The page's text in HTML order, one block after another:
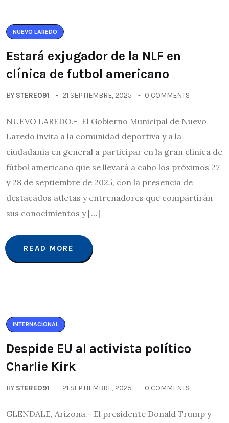
NUEVO LAREDO
Estará exjugador de la NLF en
clínica de futbol americano
BY STEREO91 21 SEPTIEMBRE, 2025 0 COMMENTS
NUEVO LAREDO.- El Gobierno Municipal de Nuevo
Laredo invita a la comunidad deportiva y a la
ciudadanía en general a participar en la gran clínica de
fútbol americano que se llevará a cabo los próximos 27
y 28 de septiembre de 2025, con la presencia de
destacados atletas y entrenadores que compartirán
sus conocimientos y […]
READ MORE
INTERNACIONAL
Despide EU al activista político
Charlie Kirk
BY STEREO91 21 SEPTIEMBRE, 2025 0 COMMENTS
GLENDALE, Arizona.- El presidente Donald Trump y